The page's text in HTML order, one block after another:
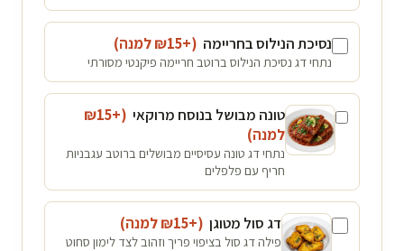
נסיכת הנילוס בחריימה (+₪
15 למנה)
נתחי דג נסיכת הנילוס ברוטב חריימה פיקנטי מסורתי
טונה מבושל בנוסח מרוקאי (+₪
15
למנה)
נתחי דג טונה עסיסיים מבושלים ברוטב עגבניות
חריף עם פלפלים
דג סול מטוגן (+₪
15 למנה)
פילה דג סול בציפוי פריך וזהוב לצד לימון סחוט